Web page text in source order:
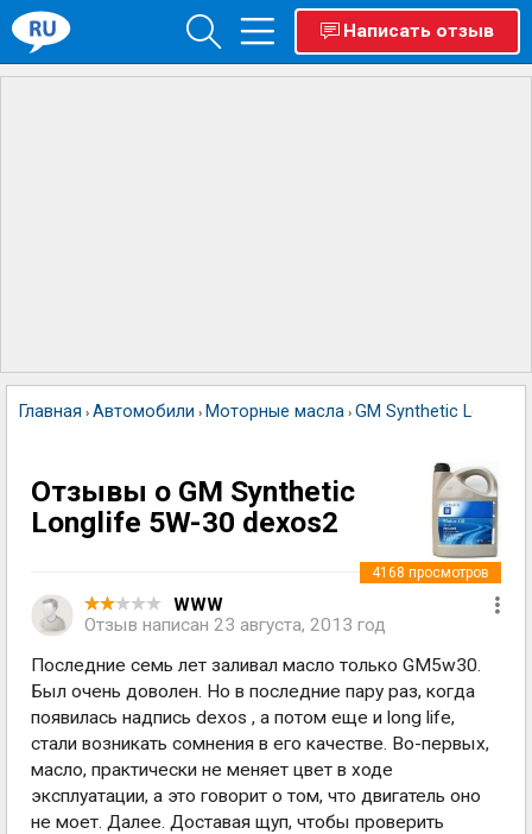
Написать отзыв
Главная › Автомобили › Моторные масла › GM Synthetic Longlife
Отзывы о GM Synthetic
Longlife 5W-30 dexos2
WWW
Отзыв написан 23 августа, 2013 год
4168 просмотров
Последние семь лет заливал масло только GM5w30.
Был очень доволен. Но в последние пару раз, когда
появилась надпись dexos , а потом еще и long life,
стали возникать сомнения в его качестве. Во-первых,
масло, практически не меняет цвет в ходе
эксплуатации, а это говорит о том, что двигатель оно
не моет. Далее. Доставая щуп, чтобы проверить